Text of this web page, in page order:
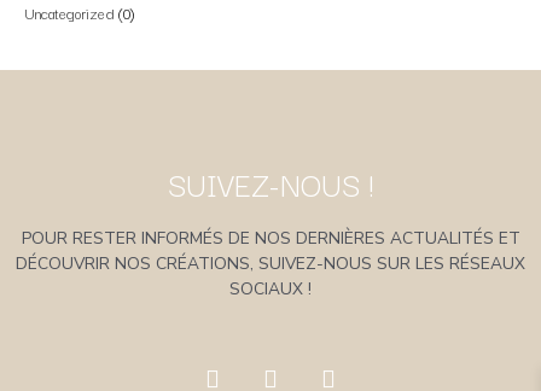
Uncategorized 0
SUIVEZ-NOUS !
POUR RESTER INFORMÉS DE NOS DERNIÈRES ACTUALITÉS ET
DÉCOUVRIR NOS CRÉATIONS, SUIVEZ-NOUS SUR LES RÉSEAUX
SOCIAUX !